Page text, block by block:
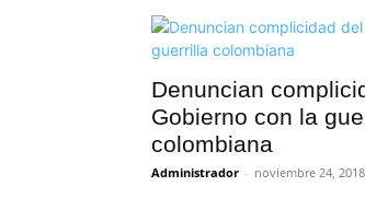
Denuncian
Gobierno con la
colombiana
Administrador - noviembre 24,